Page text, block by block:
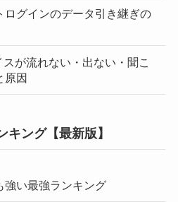
ログインのデータ引き継ぎの
が流れない・出ない・聞こ
原因
キング【最新版】
強い最強ランキング